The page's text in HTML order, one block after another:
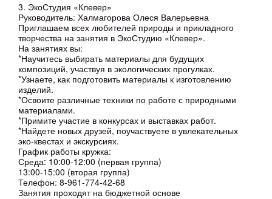
3. ЭкоСтудия «Клевер»
Руководитель: Халмагорова Олеся Валерьевна
Приглашаем всех любителей природы и прикладного
творчества на занятия в ЭкоСтудию «Клевер».
На занятиях вы:
*Научитесь выбирать материалы для будущих
композиций, участвуя в экологических прогулках.
*Узнаете, как подготовить материалы к изготовлению
изделий.
*Освоите различные техники по работе с природными
материалами.
*Примите участие в конкурсах и выставках работ.
*Найдете новых друзей, поучаствуете в увлекательных
эко-квестах и экскурсиях.
График работы кружка:
Среда: 10:00-12:00 (первая группа)
13:00-15:00 (вторая группа)
Телефон: 8-961-774-42-68
Занятия проходят на бюджетной основе